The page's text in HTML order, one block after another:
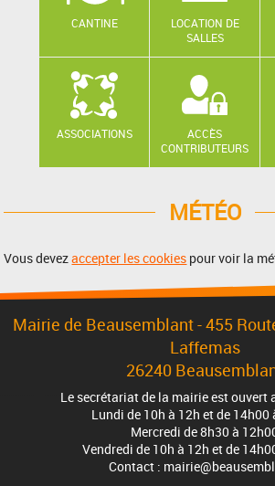
CANTINE
LOCATION DE
SALLES
ASSOCIATIONS
ACCÈS
CONTRIBUTEURS
MÉTÉO
Vous devezaccepter les cookies pour voir la
Mairie de Beausemblant - 455
Laffemas
26240
Le secrétariat de la mairie est ouvert
Lundi de 10h à 12h et de 14h00
Mercredi de 8h30 à
Vendredi de 10h à 12h et de
Contact :